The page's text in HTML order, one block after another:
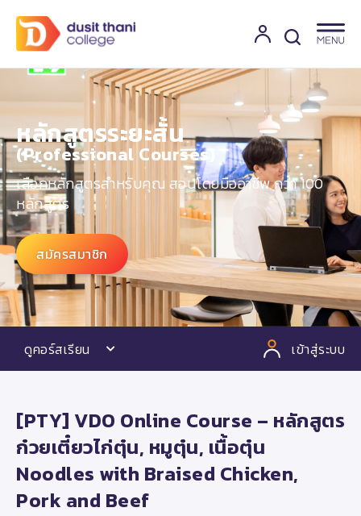
หลักสูตรระยะสั้น
(Professional Courses)​
เลือกหลักสูตรสำหรับคุณ สอนโดยมืออาชีพ กว่า 100
หลักสูตร
สมัครสมาชิก
ดูคอร์สเรียน เข้าสู่ระบบ
[PTY] VDO Online Course – หลักสูตร
ก๋วยเตี๋ยวไก่ตุ๋น, หมูตุ๋น, เนื้อตุ๋น
Noodles with Braised Chicken,
Pork and Beef